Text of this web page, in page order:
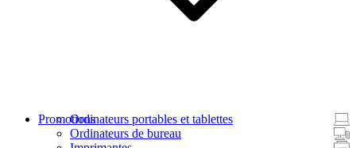
Ordinateurs portables et tablettes
Ordinateurs de bureau
Promotions